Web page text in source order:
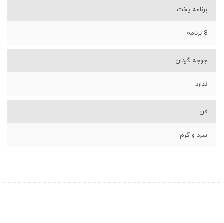
برنامه پخت
8 برنامه
جوجه گردان
ندارد
فن
سرد و گرم